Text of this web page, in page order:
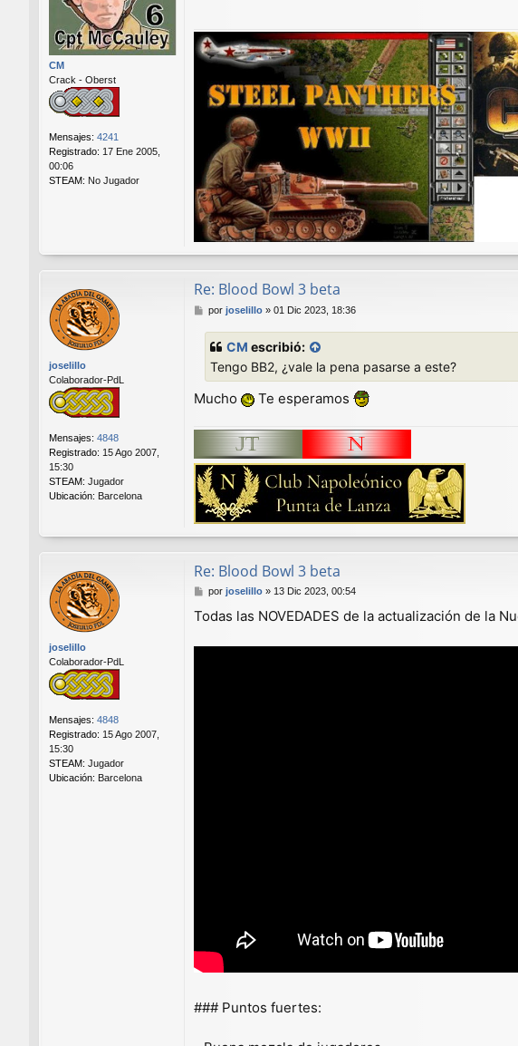
CM
Crack - Oberst
Mensajes: 4241
Registrado: 17 Ene 2005,
00:06
STEAM: No Jugador
e
joselillo
Colaborador-PdL
Mensajes: 4848
Registrado: 15 Ago 2007,
15:30
STEAM: Jugador
Ubicación: Barcelona
Re: Blood Bowl 3 beta
M
j
e
por joselillo» 01 Dic 2023, 18:36
CM escribió:
Tengo BB2, ¿vale la pena pasarse a este?
Mucho Te esperamos
joselillo
Colaborador-PdL
Mensajes: 4848
Registrado: 15 Ago 2007,
15:30
STEAM: Jugador
Ubicación: Barcelona
Re: Blood Bowl 3 beta
M
n
a
por joselillo» 13 Dic 2023, 00:54
Todas las NOVEDADES de la actualización de la
### Puntos fuertes: